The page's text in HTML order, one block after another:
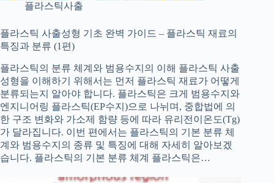
플라스틱사출
플라스틱 사출성형 기초 완벽 가이드 – 플라스틱 재료의
특징과 분류 (1편)
플라스틱의 분류 체계와 범용수지의 이해 플라스틱 사출
성형을 이해하기 위해서는 먼저 플라스틱 재료가 어떻게
분류되는지 알아야 합니다. 플라스틱은 크게 범용수지와
엔지니어링 플라스틱(EP수지)으로 나뉘며, 중합법에 의
한 구조 변화와 가소제 함량 등에 따라 유리전이온도(Tg)
가 달라집니다. 이번 편에서는 플라스틱의 기본 분류 체
계와 범용수지의 종류 및 특징에 대해 자세히 알아보겠
습니다. 플라스틱의 기본 분류 체계 플라스틱은…